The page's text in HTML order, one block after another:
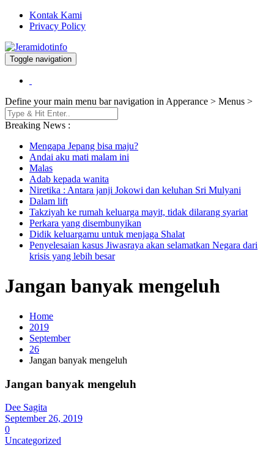
Kontak Kami
Privacy Policy
Jeramidotinfo
Berita dan Informasi Terkini
Toggle navigation
Define your main menu bar navigation in Apperance > Menus >
Breaking News :
Mengapa Jepang bisa maju?
Andai aku mati malam ini
Malas
Adab kepada wanita
Niretika : Antara janji Jokowi dan keluhan Sri Mulyani
Dalam lift
Takziyah ke rumah keluarga mayit, tidak dilarang syariat
Perkara yang disembunyikan
Didik keluargamu untuk menjaga Shalat
Penyelesaian kasus Jiwasraya akan selamatkan Negara dari
krisis yang lebih besar
Jangan banyak mengeluh
Home
2019
September
26
Jangan banyak mengeluh
Jangan banyak mengeluh
Dee Sagita
September 26, 2019
0
Uncategorized